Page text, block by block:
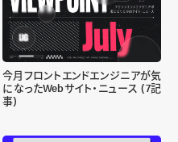
今月フロントエンドエンジニアが気
になったWebサイト・ニュース (7記
事)